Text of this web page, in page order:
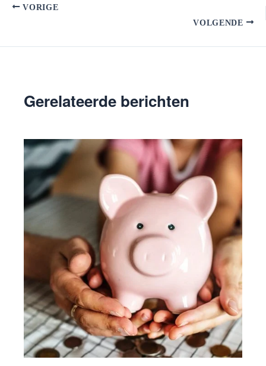
VORIGE
VOLGENDE
Gerelateerde berichten